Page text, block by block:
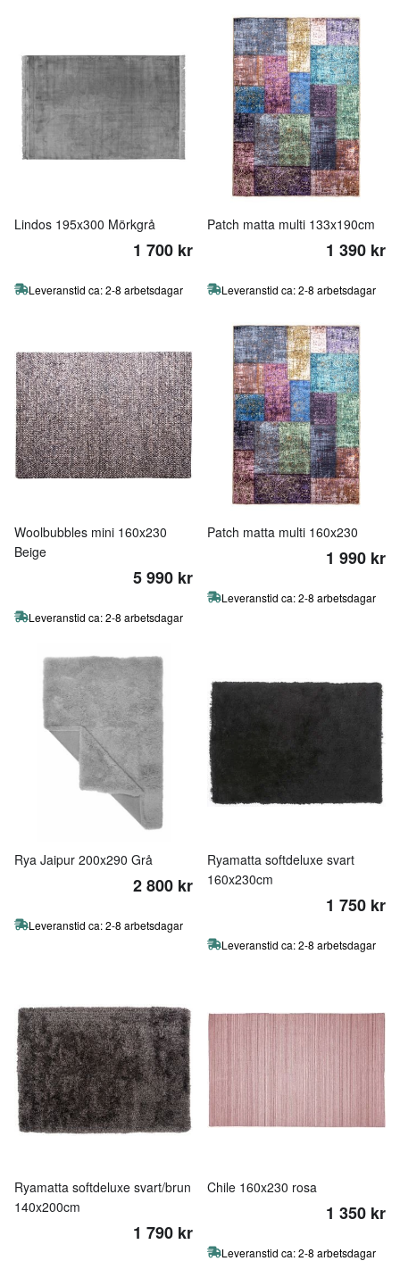
Lindos 195x300 Mörkgrå
1 700 kr
Leveranstid ca: 2-8 arbetsdagar
Patch matta multi 133x190cm
1 390 kr
Leveranstid ca: 2-8 arbetsdagar
Woolbubbles mini 160x230
Beige
5 990 kr
Leveranstid ca: 2-8 arbetsdagar
Patch matta multi 160x230
1 990 kr
Leveranstid ca: 2-8 arbetsdagar
Rya Jaipur 200x290 Grå
2 800 kr
Leveranstid ca: 2-8 arbetsdagar
Ryamatta softdeluxe svart
160x230cm
1 750 kr
Leveranstid ca: 2-8 arbetsdagar
Ryamatta softdeluxe svart/brun
140x200cm
1 790 kr
Chile 160x230 rosa
1 350 kr
Leveranstid ca: 2-8 arbetsdagar